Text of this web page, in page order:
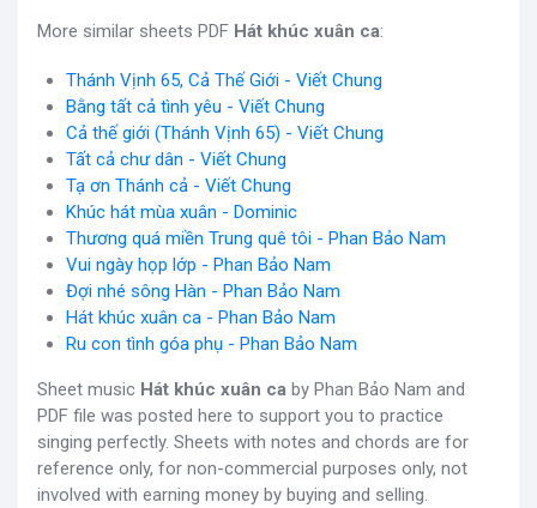
More similar sheets PDF Hát khúc xuân ca:
Thánh Vịnh 65, Cả Thế Giới - Viết Chung
Bằng tất cả tình yêu - Viết Chung
Cả thế giới (Thánh Vịnh 65) - Viết Chung
Tất cả chư dân - Viết Chung
Tạ ơn Thánh cả - Viết Chung
Khúc hát mùa xuân - Dominic
Thương quá miền Trung quê tôi - Phan Bảo Nam
Vui ngày họp lớp - Phan Bảo Nam
Đợi nhé sông Hàn - Phan Bảo Nam
Hát khúc xuân ca - Phan Bảo Nam
Ru con tình góa phụ - Phan Bảo Nam
Sheet music Hát khúc xuân ca by Phan Bảo Nam and
PDF file was posted here to support you to practice
singing perfectly. Sheets with notes and chords are for
reference only, for non-commercial purposes only, not
involved with earning money by buying and selling.